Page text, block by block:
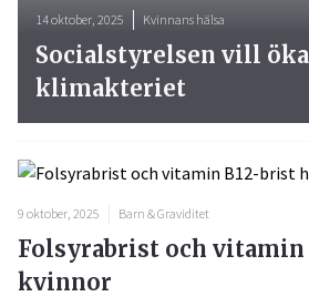
14 oktober, 2025 Kvinnans hälsa
Socialstyrelsen vill
klimakteriet
9 oktober, 2025 Barn & Graviditet
Folsyrabrist och vitamin
kvinnor